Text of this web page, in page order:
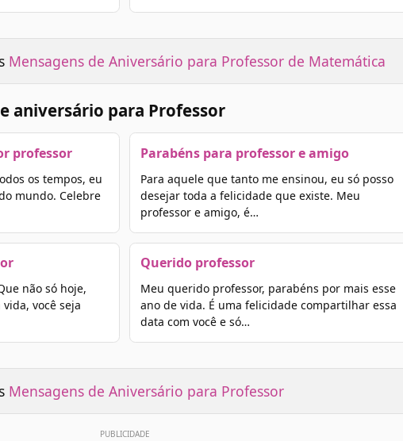
Mensagens de Aniversário para Professor de Matemática
aniversário para Professor
professor
os tempos, eu
mundo. Celebre
não só hoje,
você seja
Parabéns para professor e amigo
Para aquele que tanto me ensinou, eu só posso
desejar toda a felicidade que existe. Meu
professor e amigo, é…
Querido professor
Meu querido professor, parabéns por mais esse
ano de vida. É uma felicidade compartilhar essa
data com você e só…
Mensagens de Aniversário para Professor